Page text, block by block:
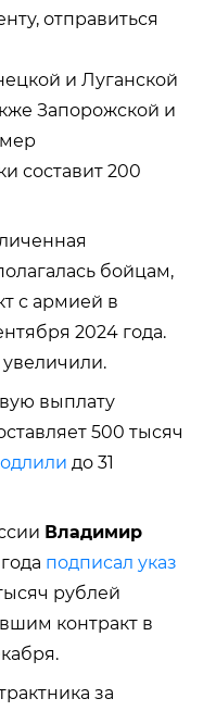
отправиться
и Луганской
Запорожской и
составит 200
бойцам,
с армией в
2024 года.
выплату
500 тысяч
до 31
Владимир
подписал указ
рублей
контракт в
за